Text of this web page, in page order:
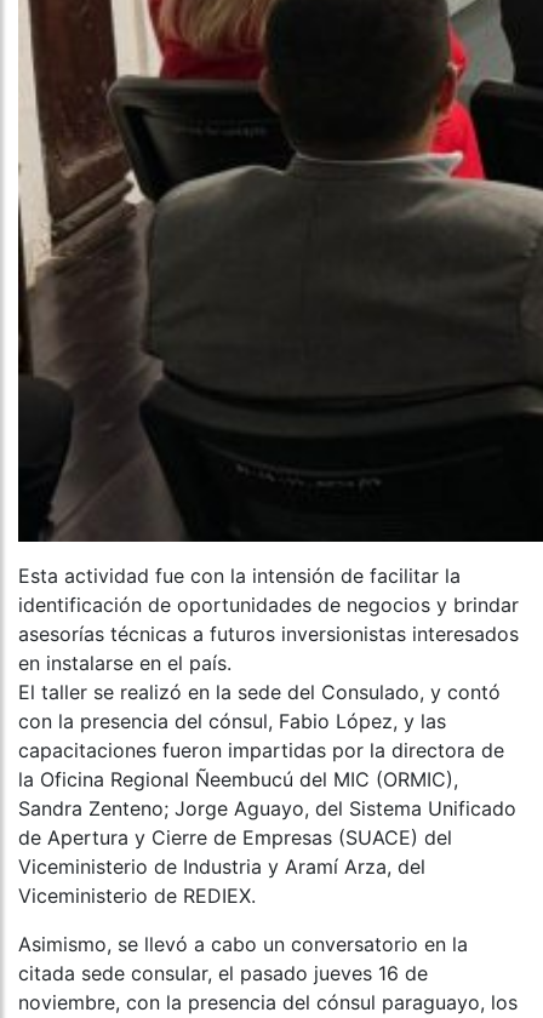
Esta actividad fue con la intensión de facilitar la
identificación de oportunidades de negocios y brindar
asesorías técnicas a futuros inversionistas interesados
en instalarse en el país.
El taller se realizó en la sede del Consulado, y contó
con la presencia del cónsul, Fabio López, y las
capacitaciones fueron impartidas por la directora de
la Oficina Regional Ñeembucú del MIC (ORMIC),
Sandra Zenteno; Jorge Aguayo, del Sistema Unificado
de Apertura y Cierre de Empresas (SUACE) del
Viceministerio de Industria y Aramí Arza, del
Viceministerio de REDIEX.
Asimismo, se llevó a cabo un conversatorio en la
citada sede consular, el pasado jueves 16 de
noviembre, con la presencia del cónsul paraguayo, los